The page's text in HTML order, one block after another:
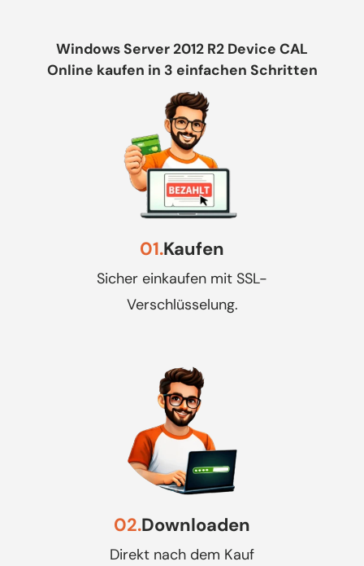
Windows Server 2012 R2 Device CAL
Online kaufen in 3 einfachen Schritten
01.Kaufen
Sicher einkaufen mit SSL-
Verschlüsselung.
02.Downloaden
Direkt nach dem Kauf